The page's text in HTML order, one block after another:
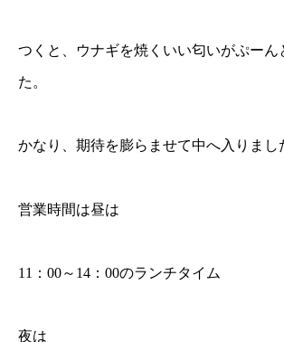
つくと、ウナギを焼くいい匂いがぷーん
た。
かなり、期待を膨らませて中へ入りまし
営業時間は昼は
11：00～14：00のランチタイム
夜は